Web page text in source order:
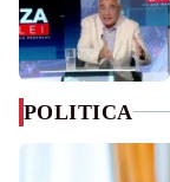
POLITICA